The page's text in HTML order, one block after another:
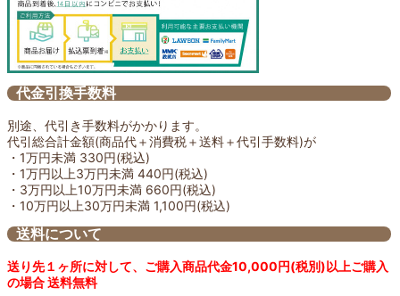
代金引換手数料
別途、代引き手数料がかかります。
代引総合計金額(商品代＋消費税＋送料＋代引手数料)が
・1万円未満 330円(税込)
・1万円以上3万円未満 440円(税込)
・3万円以上10万円未満 660円(税込)
・10万円以上30万円未満 1,100円(税込)
送料について
送り先１ヶ所に対して、ご購入商品代金10,000円(税別)以上ご購入
の場合 送料無料